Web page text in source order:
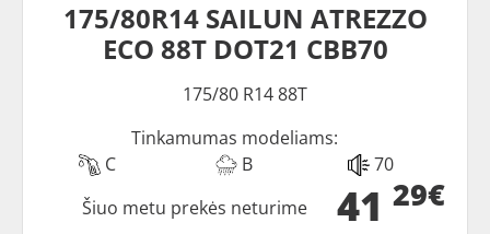
175/80R14 SAILUN ATREZZO
ECO 88T DOT21 CBB70
175/80 R14 88T
Tinkamumas modeliams:
C
B 70
41 29€
Šiuo metu prekės neturime